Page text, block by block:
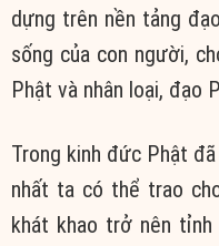
dựng trên nền tảng
sống của con người,
Phật và nhân loại, đạo
Trong kinh đức Phật
nhất ta có thể trao
khát khao trở nên